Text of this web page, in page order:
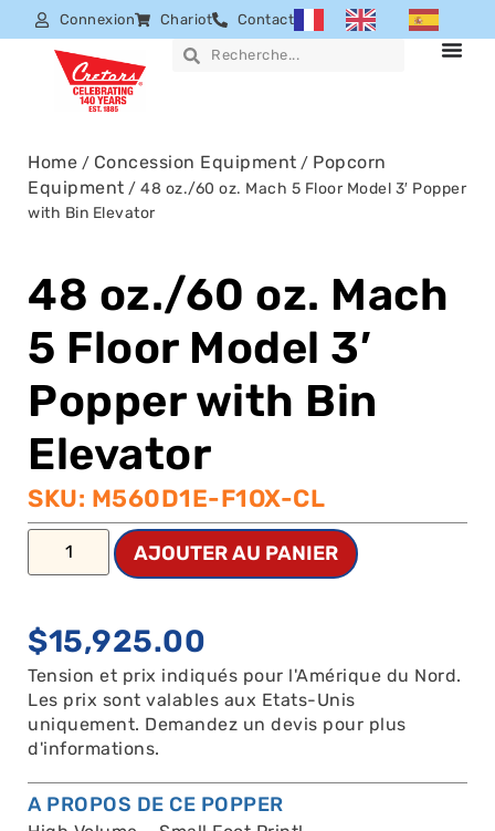
Connexion Chariot Contact
Home / Concession Equipment / Popcorn
Equipment / 48 oz./60 oz. Mach 5 Floor Model 3′ Popper
with Bin Elevator
48 oz./60 oz. Mach
5 Floor Model 3′
Popper with Bin
Elevator
SKU: M560D1E-F1OX-CL
AJOUTER AU PANIER
$15,925.00
Tension et prix indiqués pour l'Amérique du Nord.
Les prix sont valables aux Etats-Unis
uniquement. Demandez un devis pour plus
d'informations.
A PROPOS DE CE POPPER